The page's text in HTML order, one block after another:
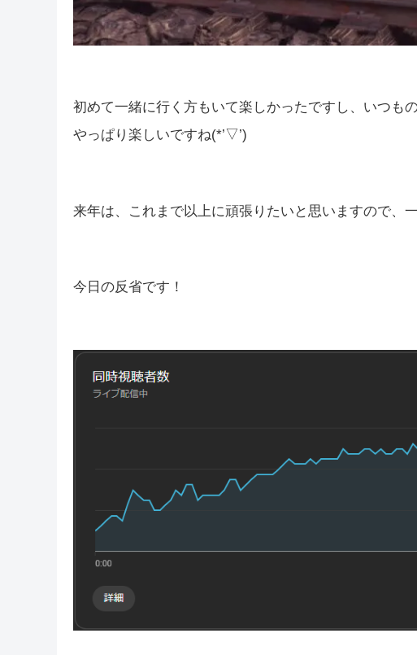
初めて一緒に行く方もいて楽しかったですし、いつも
やっぱり楽しいですね(*’▽’)
来年は、これまで以上に頑張りたいと思いますので、
今日の反省です！